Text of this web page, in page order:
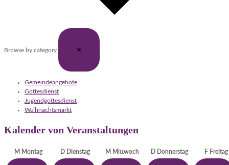
Browse by category ✕
Gemeindeangebote
Gottesdienst
Jugendgottesdienst
Weihnachtsmarkt
Kalender von Veranstaltungen
M Montag D Dienstag M Mittwoch D Donnerstag F Freitag